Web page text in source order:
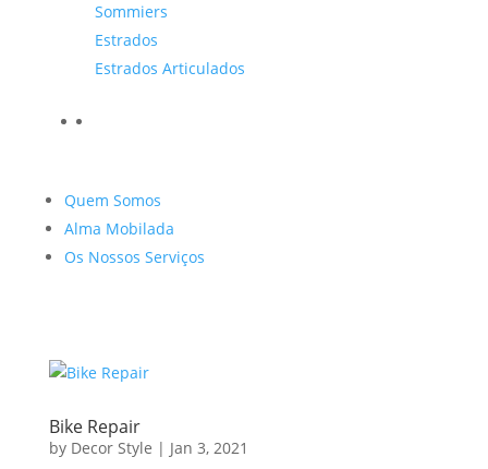
Sommiers
Estrados
Estrados Articulados
Quem Somos
Alma Mobilada
Os Nossos Serviços
Bike Repair
by Decor Style | Jan 3, 2021